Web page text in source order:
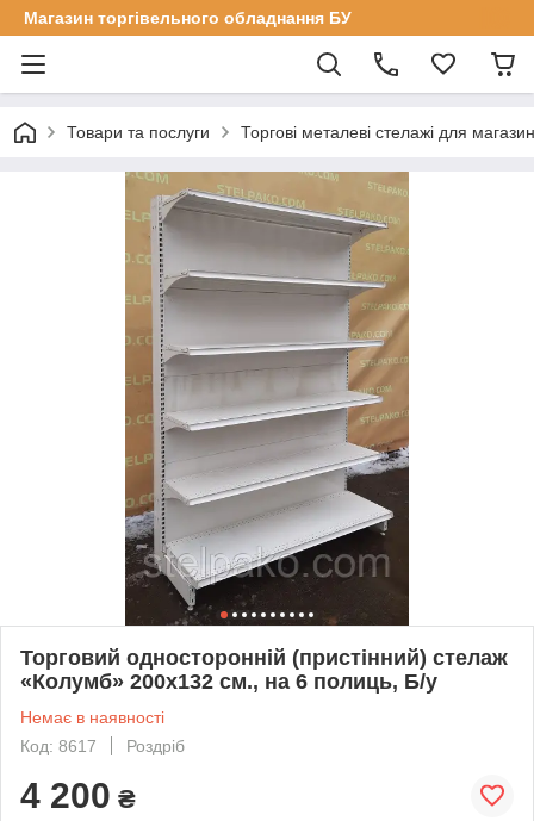
Магазин торгівельного обладнання БУ
Товари та послуги Торгові металеві стелажі для
Торговий односторонній (пристінний) стелаж
«Колумб» 200х132 см., на 6 полиць, Б/у
Немає в наявності
Код: 8617
Роздріб
4 200 ₴